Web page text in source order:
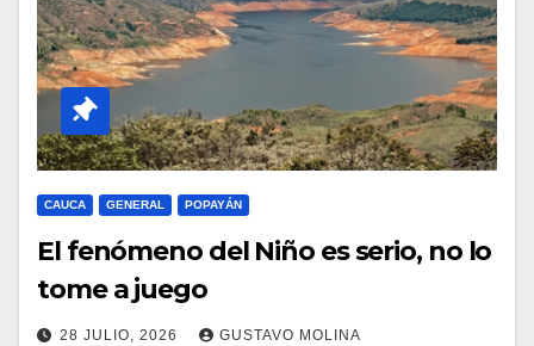
CAUCA GENERAL POPAYÁN
El fenómeno del Niño es serio, no lo
tome a juego
28 JULIO, 2026 GUSTAVO MOLINA